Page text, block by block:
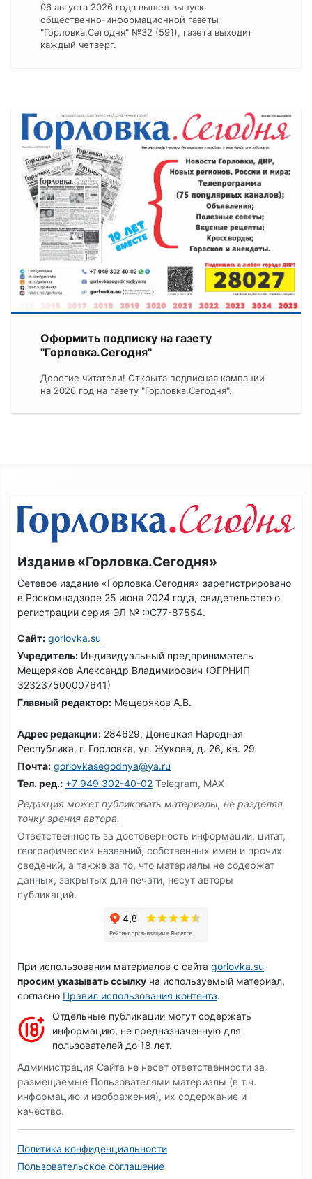
06 августа 2026 года вышел выпуск
общественно-информационной газеты
"Горловка.Сегодня" №32 (591), газета выходит
каждый четверг.
Оформить подписку на газету
"Горловка.Сегодня"
Дорогие читатели! Открыта подписная кампании
на 2026 год на газету "Горловка.Сегодня".
Издание «Горловка.Сегодня»
Сетевое издание «Горловка.Сегодня» зарегистрировано
в Роскомнадзоре 25 июня 2024 года, свидетельство о
регистрации серия ЭЛ № ФС77-87554.
Сайт: gorlovka.su
Учредитель: Индивидуальный предприниматель
Мещеряков Александр Владимирович (ОГРНИП
323237500007641)
Главный редактор: Мещеряков А.В.
Адрес редакции: 284629, Донецкая Народная
Республика, г. Горловка, ул. Жукова, д. 26, кв. 29
Почта: gorlovkasegodnya@ya.ru
Тел. ред.: +7 949 302-40-02 Telegram, MAX
Редакция может публиковать материалы, не разделяя
точку зрения автора.
Ответственность за достоверность информации, цитат,
географических названий, собственных имен и прочих
сведений, а также за то, что материалы не содержат
данных, закрытых для печати, несут авторы
публикаций.
При использовании материалов с сайта gorlovka.su
просим указывать ссылку на используемый материал,
согласно Правил использования контента.
Отдельные публикации могут содержать
информацию, не предназначенную для
пользователей до 18 лет.
Администрация Сайта не несет ответственности за
размещаемые Пользователями материалы (в т.ч.
информацию и изображения), их содержание и
качество.
Политика конфиденциальности
Пользовательское соглашение